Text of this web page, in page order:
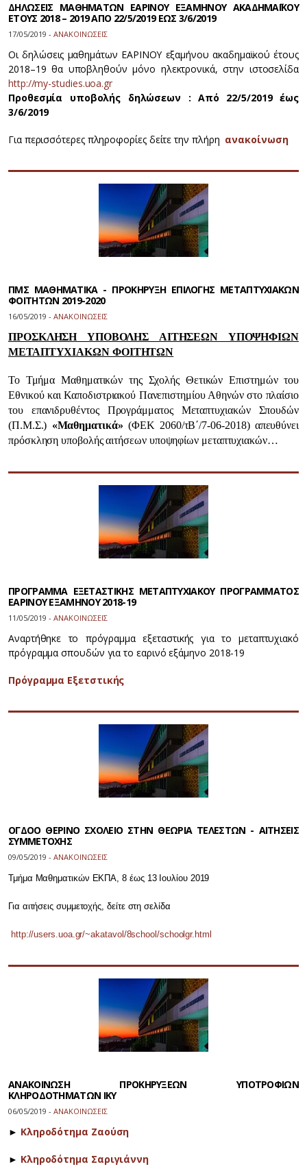
ΔΗΛΩΣΕΙΣ ΜΑΘΗΜΑΤΩΝ ΕΑΡΙΝΟΥ ΕΞΑΜΗΝΟΥ ΑΚΑΔΗΜΑΪΚΟΥ
ΕΤΟΥΣ 2018 – 2019 ΑΠΟ 22/5/2019 ΕΩΣ 3/6/2019
17/05/2019 - ΑΝΑΚΟΙΝΩΣΕΙΣ
Οι δηλώσεις μαθημάτων ΕΑΡΙΝΟΥ εξαμήνου ακαδημαϊκού έτους
2018–19 θα υποβληθούν μόνο ηλεκτρονικά, στην ιστοσελίδα
http://my-studies.uoa.gr
Προθεσμία υποβολής δηλώσεων : Από 22/5/2019 έως
3/6/2019
Για περισσότερες πληροφορίες δείτε την πλήρη ανακοίνωση
ΠΜΣ ΜΑΘΗΜΑΤΙΚΑ - ΠΡΟΚΗΡΥΞΗ ΕΠΙΛΟΓΗΣ ΜΕΤΑΠΤΥΧΙΑΚΩΝ
ΦΟΙΤΗΤΩΝ 2019-2020
16/05/2019 - ΑΝΑΚΟΙΝΩΣΕΙΣ
ΠΡΟΣΚΛΗΣΗ ΥΠΟΒΟΛΗΣ ΑΙΤΗΣΕΩΝ ΥΠΟΨΗΦΙΩΝ
ΜΕΤΑΠΤΥΧΙΑΚΩΝ ΦΟΙΤΗΤΩΝ
Το Τμήμα Μαθηματικών της Σχολής Θετικών Επιστημών του
Εθνικού και Καποδιστριακού Πανεπιστημίου Αθηνών στο πλαίσιο
του επανιδρυθέντος Προγράμματος Μεταπτυχιακών Σπουδών
(Π.Μ.Σ.) «Μαθηματικά» (ΦΕΚ 2060/τΒ΄/7-06-2018) απευθύνει
πρόσκληση υποβολής αιτήσεων υποψηφίων μεταπτυχιακών…
ΠΡΟΓΡΑΜΜΑ ΕΞΕΤΑΣΤΙΚΗΣ ΜΕΤΑΠΤΥΧΙΑΚΟΥ ΠΡΟΓΡΑΜΜΑΤΟΣ
ΕΑΡΙΝΟΥ ΕΞΑΜΗΝΟΥ 2018-19
11/05/2019 - ΑΝΑΚΟΙΝΩΣΕΙΣ
Αναρτήθηκε το πρόγραμμα εξεταστικής για το μεταπτυχιακό
πρόγραμμα σπουδών για το εαρινό εξάμηνο 2018-19
Πρόγραμμα Εξετστικής
ΟΓΔΟΟ ΘΕΡΙΝΟ ΣΧΟΛΕΙΟ ΣΤΗΝ ΘΕΩΡΙΑ ΤΕΛΕΣΤΩΝ - ΑΙΤΗΣΕΙΣ
ΣΥΜΜΕΤΟΧΗΣ
09/05/2019 - ΑΝΑΚΟΙΝΩΣΕΙΣ
Τμήμα Μαθηματικών ΕΚΠΑ, 8 έως 13 Ιουλίου 2019
Για αιτήσεις συμμετοχής, δείτε στη σελίδα
http://users.uoa.gr/~akatavol/8school/schoolgr.html
ΑΝΑΚΟΙΝΩΣΗ ΠΡΟΚΗΡΥΞΕΩΝ ΥΠΟΤΡΟΦΙΩΝ
ΚΛΗΡΟΔΟΤΗΜΑΤΩΝ ΙΚΥ
06/05/2019 - ΑΝΑΚΟΙΝΩΣΕΙΣ
► Κληροδότημα Ζαούση
► Κληροδότημα Σαριγιάννη